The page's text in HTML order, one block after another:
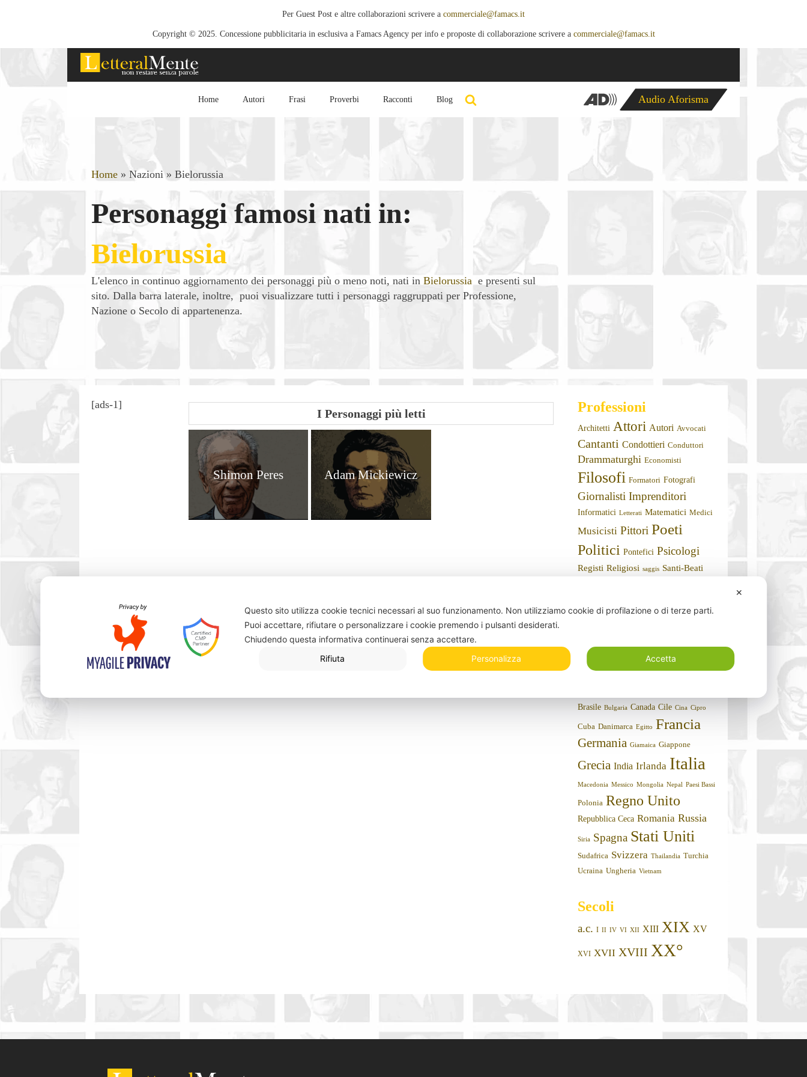
Per Guest Post e altre collaborazioni scrivere a commerciale@famacs.it
Copyright © 2025. Concessione pubblicitaria in esclusiva a Famacs Agency per info e proposte di collaborazione scrivere a commerciale@famacs.it
Home Autori Frasi Proverbi Racconti Blog Audio Aforisma
Home » Nazioni» Bielorussia
Personaggi famosi nati in:
Bielorussia
L'elenco in continuo aggiornamento dei personaggi più o meno noti, nati in Bielorussia e presenti sul
sito. Dalla barra laterale, inoltre, puoi visualizzare tutti i personaggi raggruppati per Professione,
Nazione o Secolo di appartenenza.
[ads-1]
I Personaggi più letti
Shimon Peres Adam Mickiewicz
Professioni
Architetti Attori Autori Avvocati
Cantanti Condottieri Conduttori
Drammaturghi Economisti
Filosofi Formatori Fotografi
Giornalisti Imprenditori
Informatici Letterati Matematici Medici
Musicisti Pittori Poeti
Politici Pontefici Psicologi
Registi Religiosi saggis Santi-Beati
Sociologi Sportivi Stilisti Storici
Nazioni
Brasile Bulgaria Canada Cile Cina Cipro
Cuba Danimarca Egitto Francia
Germania Giamaica Giappone
Grecia India Irlanda Italia
Macedonia Messico Mongolia Nepal Paesi Bassi
Polonia Regno Unito
Repubblica Ceca Romania Russia
Siria Spagna Stati Uniti
Sudafrica Svizzera Thailandia Turchia
Ucraina Ungheria Vietnam
Secoli
a.c. I II IV VI XII XIII XIX XV
XVI XVII XVIII XX°
✕
Questo sito utilizza cookie tecnici necessari al suo funzionamento. Non utilizziamo cookie di profilazione o di terze parti.
Puoi accettare, rifiutare o personalizzare i cookie premendo i pulsanti desiderati.
Chiudendo questa informativa continuerai senza accettare.
Accetta
Rifiuta Personalizza